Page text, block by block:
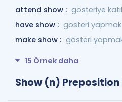
attend show : gösteriye
have show : gösteri yapmak
make show : gösteri
15 Örnek daha
Show (n) Preposition